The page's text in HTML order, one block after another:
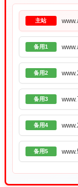
主站
备用1
备用2
备用3
备用4
备用5